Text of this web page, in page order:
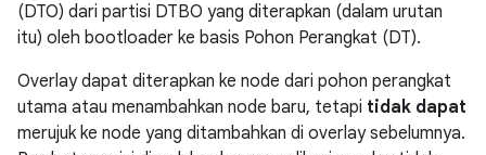
(DTO) dari partisi DTBO yang diterapkan (dalam urutan
itu) oleh bootloader ke basis Pohon Perangkat (DT).
Overlay dapat diterapkan ke node dari pohon perangkat
utama atau menambahkan node baru, tetapi tidak dapat
merujuk ke node yang ditambahkan di overlay sebelumnya.